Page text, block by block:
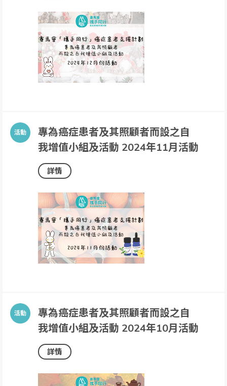
專為癌症患者及其照顧者而設之自
我增值小組及活動 2024年11月活動
詳情
專為癌症患者及其照顧者而設之自
我增值小組及活動 2024年10月活動
詳情